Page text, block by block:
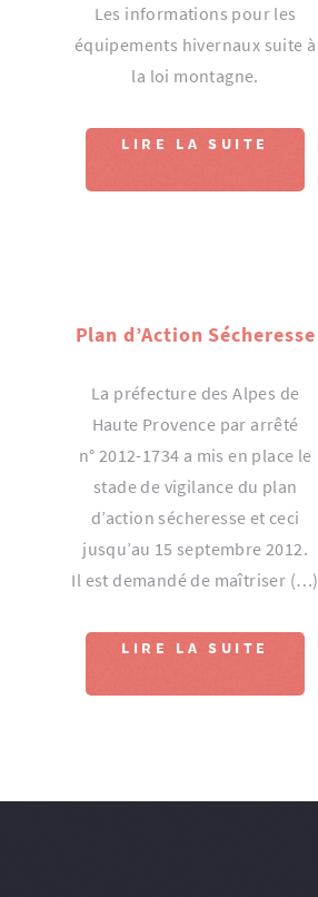
Les informations pour les
équipements hivernaux suite à
la loi montagne.
LIRE LA SUITE
Plan d’Action Sécheresse
La préfecture des Alpes de
Haute Provence par arrêté
n° 2012-1734 a mis en place le
stade de vigilance du plan
d’action sécheresse et ceci
jusqu’au 15 septembre 2012.
Il est demandé de maîtriser (…)
LIRE LA SUITE